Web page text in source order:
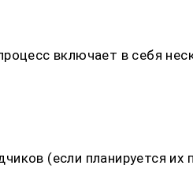
включает в себя
(если планируется